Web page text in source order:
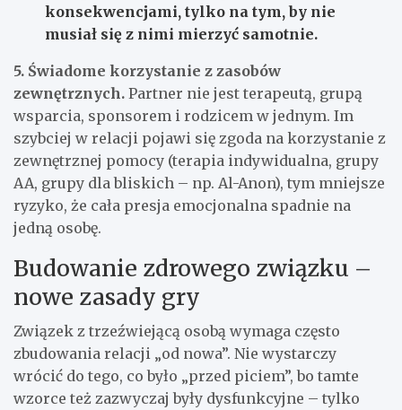
konsekwencjami, tylko na tym, by nie
musiał się z nimi mierzyć samotnie.
5. Świadome korzystanie z zasobów
zewnętrznych. Partner nie jest terapeutą, grupą
wsparcia, sponsorem i rodzicem w jednym. Im
szybciej w relacji pojawi się zgoda na korzystanie z
zewnętrznej pomocy (terapia indywidualna, grupy
AA, grupy dla bliskich – np. Al-Anon), tym mniejsze
ryzyko, że cała presja emocjonalna spadnie na
jedną osobę.
Budowanie zdrowego związku –
nowe zasady gry
Związek z trzeźwiejącą osobą wymaga często
zbudowania relacji „od nowa”. Nie wystarczy
wrócić do tego, co było „przed piciem”, bo tamte
wzorce też zazwyczaj były dysfunkcyjne – tylko